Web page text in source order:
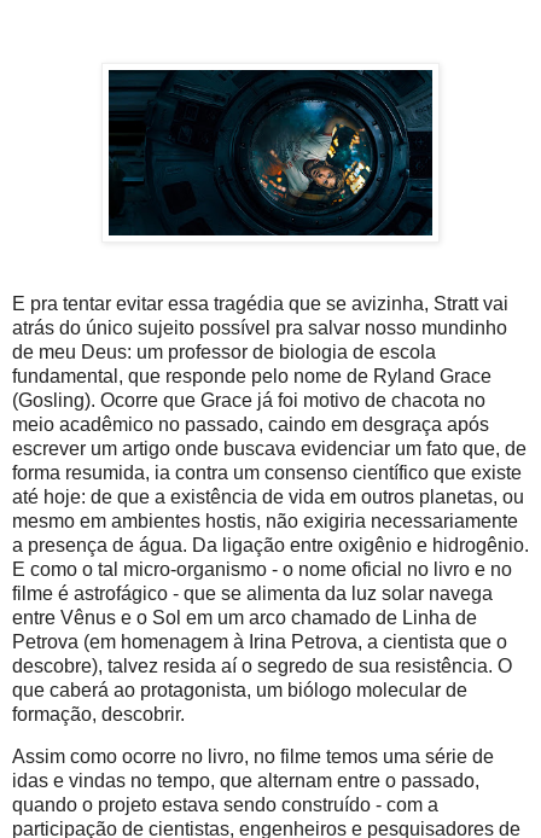
E pra tentar evitar essa tragédia que se avizinha, Stratt vai
atrás do único sujeito possível pra salvar nosso mundinho
de meu Deus: um professor de biologia de escola
fundamental, que responde pelo nome de Ryland Grace
(Gosling). Ocorre que Grace já foi motivo de chacota no
meio acadêmico no passado, caindo em desgraça após
escrever um artigo onde buscava evidenciar um fato que, de
forma resumida, ia contra um consenso científico que existe
até hoje: de que a existência de vida em outros planetas, ou
mesmo em ambientes hostis, não exigiria necessariamente
a presença de água. Da ligação entre oxigênio e hidrogênio.
E como o tal micro-organismo - o nome oficial no livro e no
filme é astrofágico - que se alimenta da luz solar navega
entre Vênus e o Sol em um arco chamado de Linha de
Petrova (em homenagem à Irina Petrova, a cientista que o
descobre), talvez resida aí o segredo de sua resistência. O
que caberá ao protagonista, um biólogo molecular de
formação, descobrir.
Assim como ocorre no livro, no filme temos uma série de
idas e vindas no tempo, que alternam entre o passado,
quando o projeto estava sendo construído - com a
participação de cientistas, engenheiros e pesquisadores de